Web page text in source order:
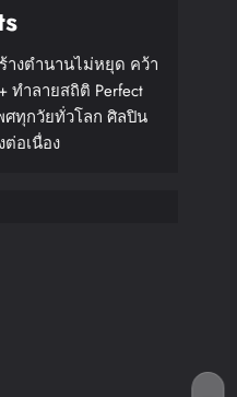
างตำนานไม่หยุด คว้า
ทำลายสถิติ Perfect
ศทุกวัยทั่วโลก ศิลปิน
อเนื่อง